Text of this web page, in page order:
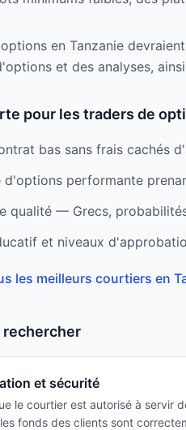
en Tanzanie
et des analyses,
pour les traders de
bas sans frais cachés
d'options performante
qualité — Grecs,
et niveaux
les meilleurs courtiers en
rechercher
et sécurité
le courtier est autorisé à servir
fonds des clients sont